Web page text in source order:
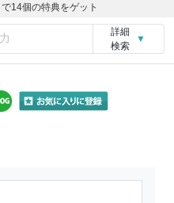
で14個の特典をゲット
詳細
検索
▼